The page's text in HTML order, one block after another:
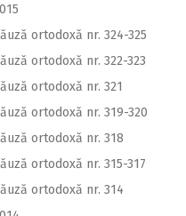
ortodoxă nr. 324-325
ortodoxă nr. 322-323
ortodoxă nr. 321
ortodoxă nr. 319-320
ortodoxă nr. 318
ortodoxă nr. 315-317
ortodoxă nr. 314